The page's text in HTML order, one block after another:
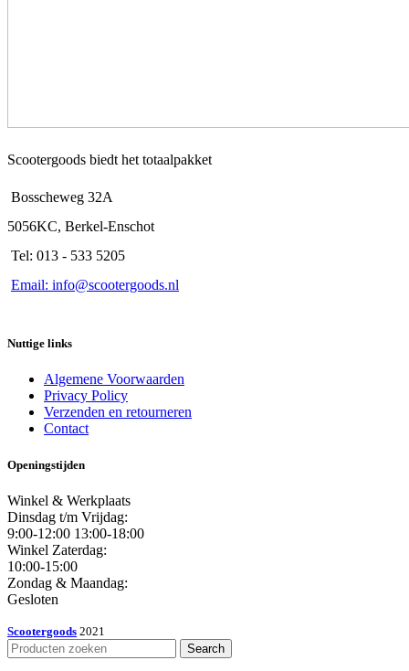
Scootergoods biedt het totaalpakket
Bosscheweg 32A
5056KC, Berkel-Enschot
Tel: 013 - 533 5205
Email: info@scootergoods.nl
Nuttige links
Algemene Voorwaarden
Privacy Policy
Verzenden en retourneren
Contact
Openingstijden
Winkel & Werkplaats
Dinsdag t/m Vrijdag:
9:00-12:00 13:00-18:00
Winkel Zaterdag:
10:00-15:00
Zondag & Maandag:
Gesloten
Scootergoods 2021
Search